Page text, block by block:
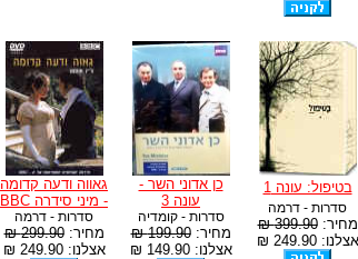
בטיפול: עונה 1
סדרות - דרמה
מחיר:399.90 ₪
אצלנו: 249.90 ₪
כן אדוני השר -
עונה 3
סדרות - קומדיה
מחיר:199.90 ₪
אצלנו: 149.90 ₪
גאווה ודעה קדומה
- מיני סידרה BBC
סדרות - דרמה
מחיר:299.90 ₪
אצלנו: 249.90 ₪